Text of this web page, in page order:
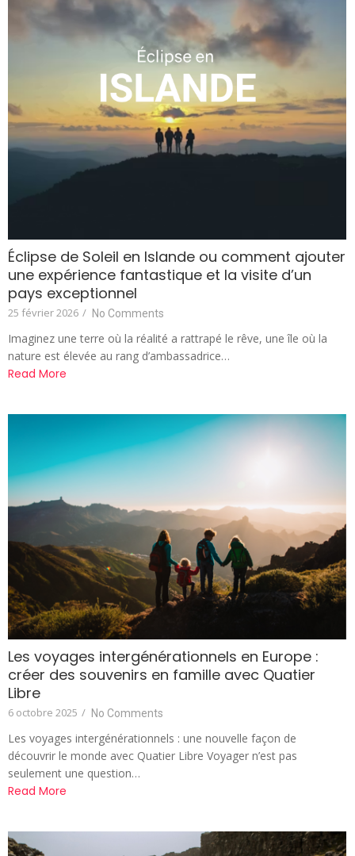
Éclipse de Soleil en Islande ou comment ajouter
une expérience fantastique et la visite d’un
pays exceptionnel
25 février 2026 / No Comments
Imaginez une terre où la réalité a rattrapé le rêve, une île où la
nature est élevée au rang d’ambassadrice…
Read More
Les voyages intergénérationnels en Europe :
créer des souvenirs en famille avec Quatier
Libre
6 octobre 2025 / No Comments
Les voyages intergénérationnels : une nouvelle façon de
découvrir le monde avec Quatier Libre Voyager n’est pas
seulement une question…
Read More